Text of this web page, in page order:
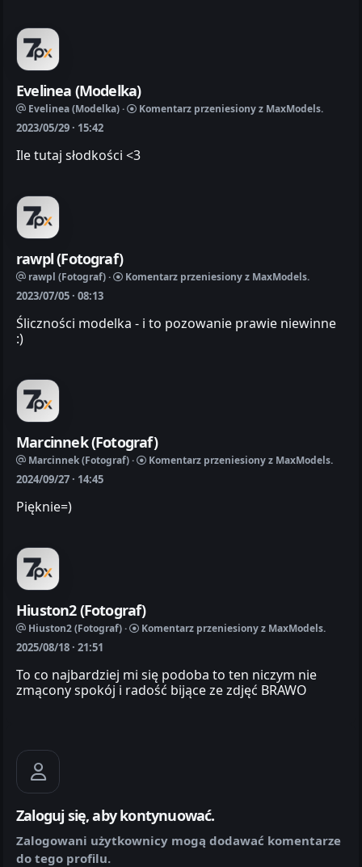
Evelinea (Modelka)
Evelinea (Modelka) · Komentarz przeniesiony z MaxModels.
2023/05/29 · 15:42
Ile tutaj słodkości <3
rawpl (Fotograf)
rawpl (Fotograf) · Komentarz przeniesiony z MaxModels.
2023/07/05 · 08:13
Śliczności modelka - i to pozowanie prawie niewinne
:)
Marcinnek (Fotograf)
Marcinnek (Fotograf) · Komentarz przeniesiony z MaxModels.
2024/09/27 · 14:45
Pięknie=)
Hiuston2 (Fotograf)
Hiuston2 (Fotograf) · Komentarz przeniesiony z MaxModels.
2025/08/18 · 21:51
To co najbardziej mi się podoba to ten niczym nie
zmącony spokój i radość bijące ze zdjęć BRAWO
Zaloguj się, aby kontynuować.
Zalogowani użytkownicy mogą dodawać komentarze
do tego profilu.